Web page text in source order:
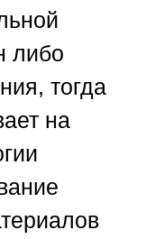
либо
тогда
на